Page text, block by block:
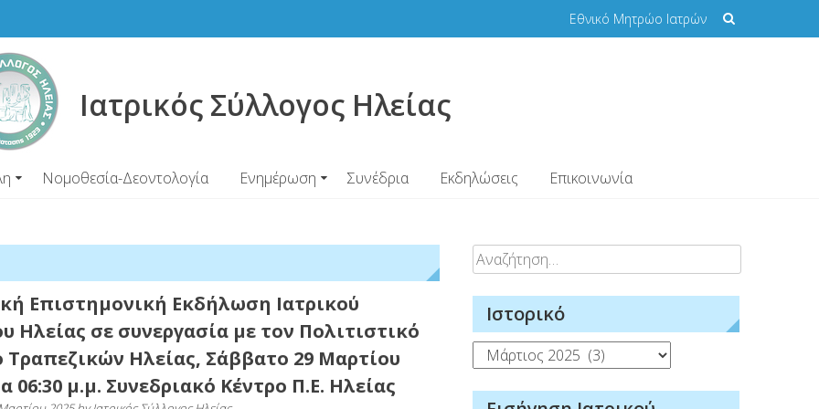
Εθνικό Μητρώο Ιατρών
Ιατρικός Σύλλογος Ηλείας
Νομοθεσία-Δεοντολογία Ενημέρωση Συνέδρια Εκδηλώσεις Επικοινωνία
Επιστημονική Εκδήλωση Ιατρικού
Ηλείας σε συνεργασία με τον Πολιτιστικό
Τραπεζικών Ηλείας, Σάββατο 29 Μαρτίου
06:30 μ.μ. Συνεδριακό Κέντρο Π.Ε. Ηλείας
Αναζήτηση
για:
Ιστορικό
Ιστορικό